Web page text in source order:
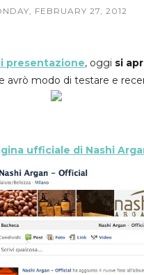
FEBRUARY 27, 2012
presentazione, oggi si
avrò modo di testare e
ufficiale di Nashi